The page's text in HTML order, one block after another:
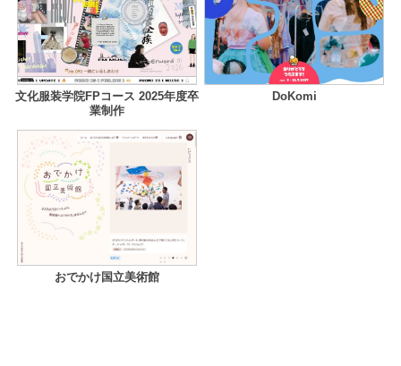
文化服装学院FPコース 2025年度卒
業制作
DoKomi
おでかけ国立美術館